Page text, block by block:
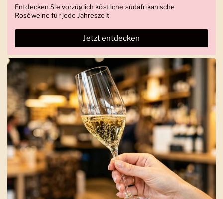
Entdecken Sie vorzüglich köstliche südafrikanische
Roséweine für jede Jahreszeit
Jetzt entdecken